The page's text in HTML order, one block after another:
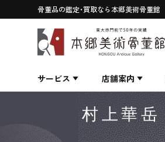
骨董品の鑑定・買取なら本郷美術骨董館
サービス 店舗案内
村上華岳